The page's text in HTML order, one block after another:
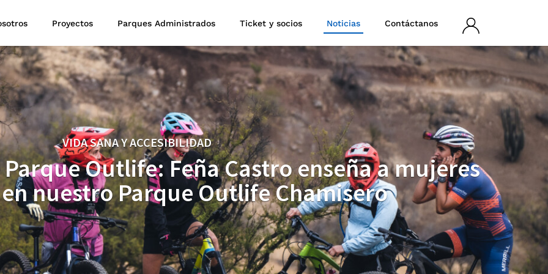
Proyectos Parques Administrados Ticket y socios Noticias
Contáctanos
sesión
VIDA SANA Y ACCESIBILIDAD
Outlife: Feña Castro enseña a mujeres
nuestro Parque Outlife Chamisero